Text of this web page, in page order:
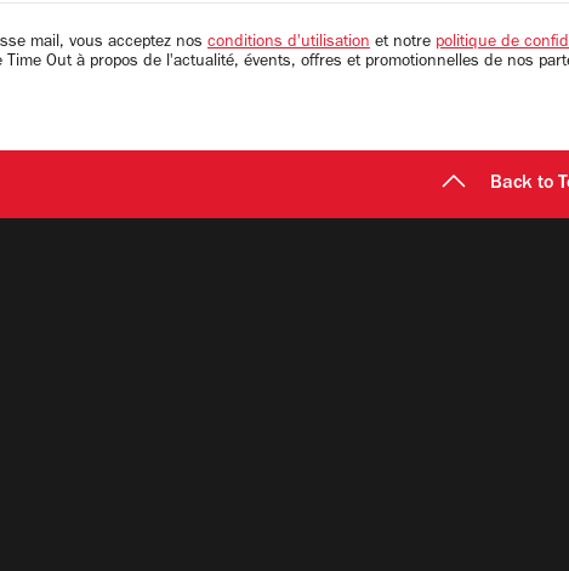
mail, vous acceptez nos conditions d'utilisation et notre politique de
Time Out à propos de l'actualité, évents, offres et promotionnelles de nos
Back to